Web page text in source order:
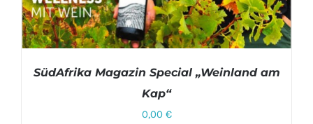
SüdAfrika Magazin Special „Weinland am
Kap“
0,00 €